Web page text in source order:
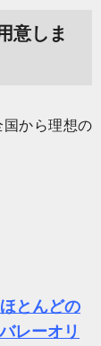
意しま
から理想の
とんどの
レーオリ